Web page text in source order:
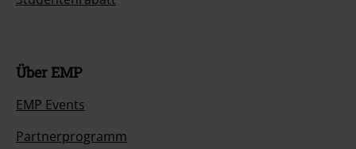
Über EMP
EMP Events
Partnerprogramm